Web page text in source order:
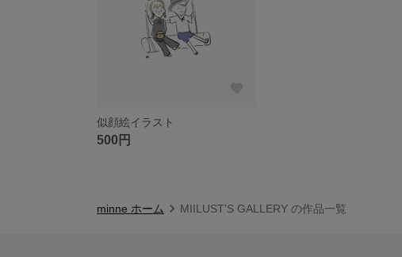
似顔絵イラスト
500円
minne ホーム MIILUST'S GALLERY の作品一覧